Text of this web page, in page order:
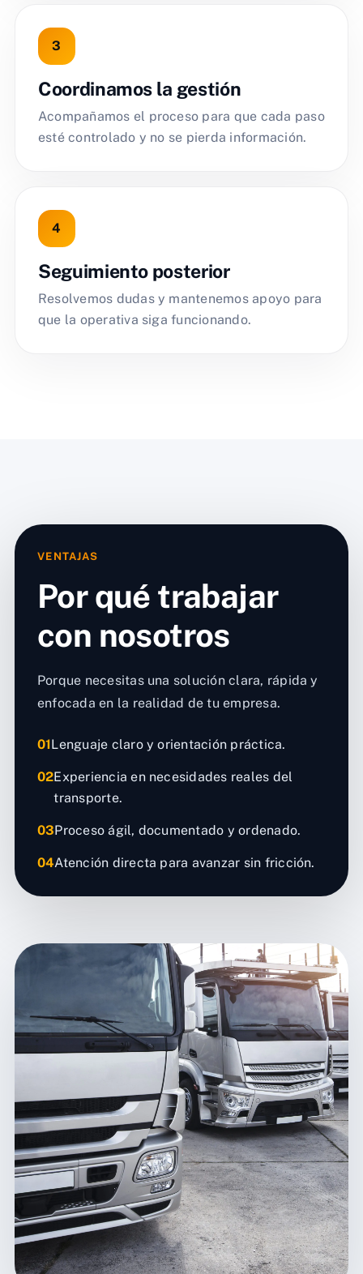
Coordinamos la gestión
Acompañamos el proceso para que cada paso
esté controlado y no se pierda información.
Seguimiento posterior
Resolvemos dudas y mantenemos apoyo para
que la operativa siga funcionando.
VENTAJAS
Por qué trabajar
con nosotros
Porque necesitas una solución clara, rápida y
enfocada en la realidad de tu empresa.
01Lenguaje claro y orientación práctica.
02Experiencia en necesidades reales del
transporte.
03Proceso ágil, documentado y ordenado.
04Atención directa para avanzar sin fricción.